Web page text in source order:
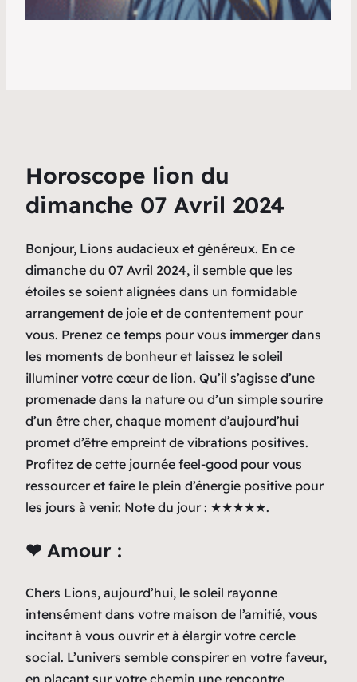
Horoscope lion du
dimanche 07 Avril 2024
Bonjour, Lions audacieux et généreux. En ce
dimanche du 07 Avril 2024, il semble que les
étoiles se soient alignées dans un formidable
arrangement de joie et de contentement pour
vous. Prenez ce temps pour vous immerger dans
les moments de bonheur et laissez le soleil
illuminer votre cœur de lion. Qu’il s’agisse d’une
promenade dans la nature ou d’un simple sourire
d’un être cher, chaque moment d’aujourd’hui
promet d’être empreint de vibrations positives.
Profitez de cette journée feel-good pour vous
ressourcer et faire le plein d’énergie positive pour
les jours à venir. Note du jour : ★★★★★.
❤ Amour :
Chers Lions, aujourd’hui, le soleil rayonne
intensément dans votre maison de l’amitié, vous
incitant à vous ouvrir et à élargir votre cercle
social. L’univers semble conspirer en votre faveur,
en plaçant sur votre chemin une rencontre